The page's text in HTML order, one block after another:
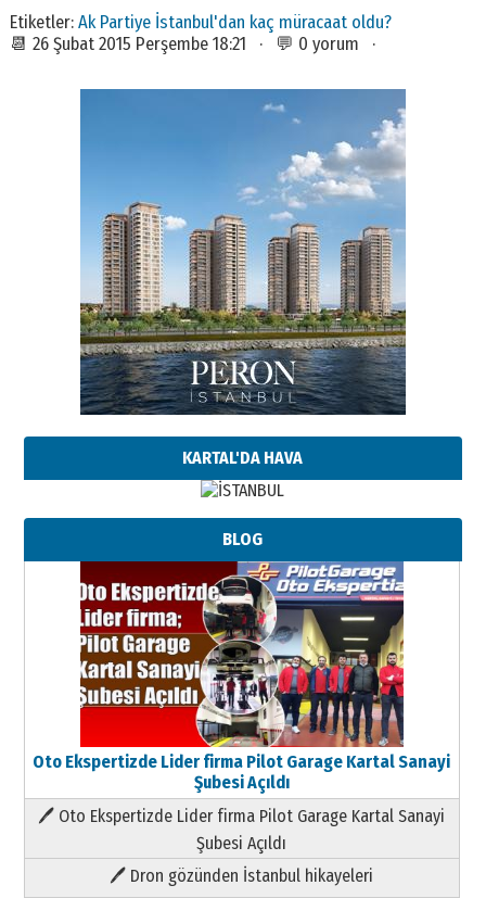
Etiketler: Ak Partiye İstanbul'dan kaç müracaat oldu?
📆 26 Şubat 2015 Perşembe 18:21 · 💬 0 yorum ·
KARTAL'DA HAVA
BLOG
Oto Ekspertizde Lider firma Pilot Garage Kartal Sanayi
Şubesi Açıldı
🖊 Oto Ekspertizde Lider firma Pilot Garage Kartal Sanayi
Şubesi Açıldı
🖊 Dron gözünden İstanbul hikayeleri